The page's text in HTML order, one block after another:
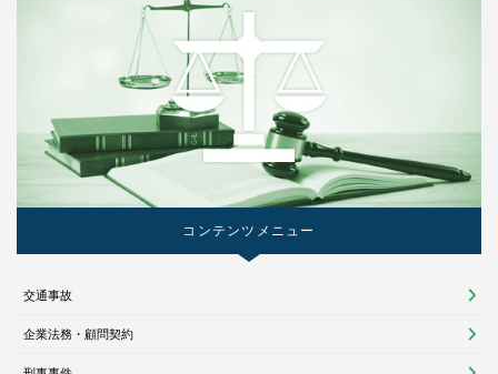
コンテンツメニュー
交通事故
企業法務・顧問契約